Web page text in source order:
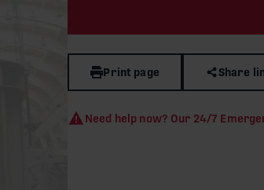
Print page Share
Need help now? Our 24/7